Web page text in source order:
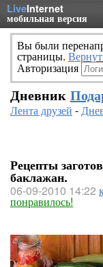
LiveInternet
мобильная версия
Вы были
страницы.
Авторизация
Дневник
Лента друзей -
Рецепты
баклажан.
06-09-2010 14:22
понравилось!